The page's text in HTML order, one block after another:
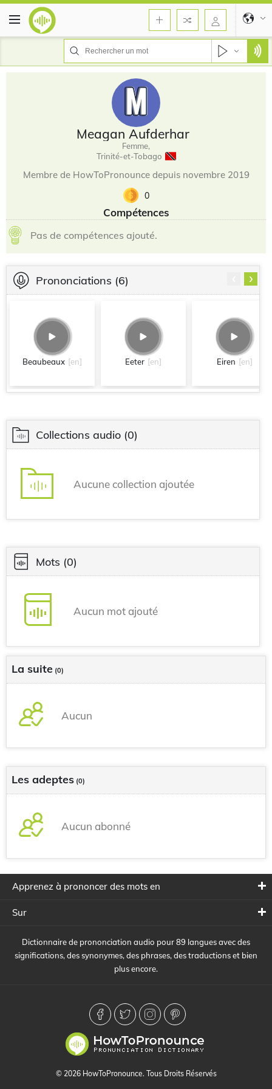
Meagan Aufderhar
Femme,
Trinité-et-Tobago
Membre de HowToPronounce depuis novembre 2019
0
Compétences
Pas de compétences ajouté.
Prononciations (6)
Beaubeaux [en] Eeter [en] Eiren [en]
›
Collections audio (0)
Aucune collection ajoutée
Mots (0)
Aucun mot ajouté
La suite (0)
Aucun
Les adeptes (0)
Aucun abonné
Apprenez à prononcer des mots en
Sur
Dictionnaire de prononciation audio pour 89 langues avec des
significations, des synonymes, des phrases, des traductions et bien
plus encore.
© 2026 HowToPronounce. Tous Droits Réservés